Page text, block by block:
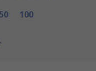
50 100